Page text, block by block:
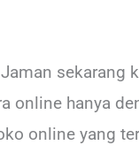
sekarang
online hanya
online yang